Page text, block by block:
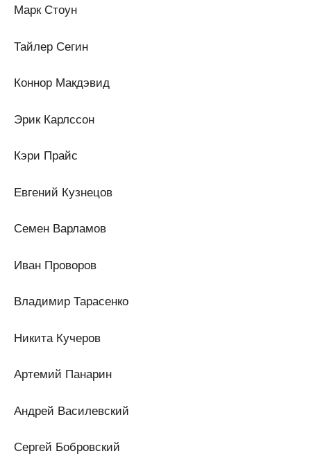
Марк Стоун
Тайлер Сегин
Коннор Макдэвид
Эрик Карлссон
Кэри Прайс
Евгений Кузнецов
Семен Варламов
Иван Проворов
Владимир Тарасенко
Никита Кучеров
Артемий Панарин
Андрей Василевский
Сергей Бобровский